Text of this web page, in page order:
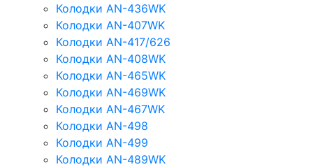
Колодки AN-436WK
Колодки AN-407WK
Колодки AN-417/626
Колодки AN-408WK
Колодки AN-465WK
Колодки AN-469WK
Колодки AN-467WK
Колодки AN-498
Колодки AN-499
Колодки AN-489WK